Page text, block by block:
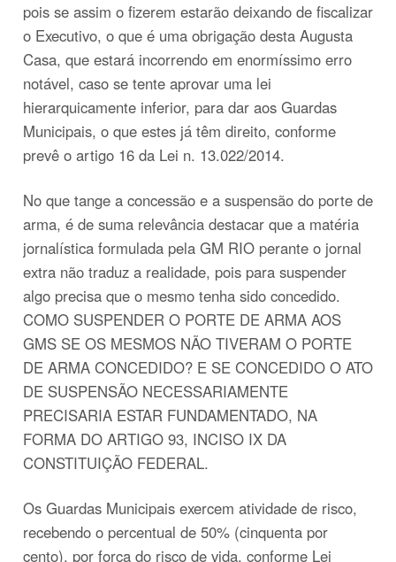
pois se assim o fizerem estarão deixando de fiscalizar
o Executivo, o que é uma obrigação desta Augusta
Casa, que estará incorrendo em enormíssimo erro
notável, caso se tente aprovar uma lei
hierarquicamente inferior, para dar aos Guardas
Municipais, o que estes já têm direito, conforme
prevê o artigo 16 da Lei n. 13.022/2014.
No que tange a concessão e a suspensão do porte de
arma, é de suma relevância destacar que a matéria
jornalística formulada pela GM RIO perante o jornal
extra não traduz a realidade, pois para suspender
algo precisa que o mesmo tenha sido concedido.
COMO SUSPENDER O PORTE DE ARMA AOS
GMS SE OS MESMOS NÃO TIVERAM O PORTE
DE ARMA CONCEDIDO? E SE CONCEDIDO O ATO
DE SUSPENSÃO NECESSARIAMENTE
PRECISARIA ESTAR FUNDAMENTADO, NA
FORMA DO ARTIGO 93, INCISO IX DA
CONSTITUIÇÃO FEDERAL.
Os Guardas Municipais exercem atividade de risco,
recebendo o percentual de 50% (cinquenta por
cento), por força do risco de vida, conforme Lei